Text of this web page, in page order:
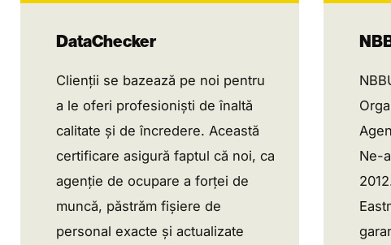
DataChecker
Clienții se bazează pe noi pentru
a le oferi profesioniști de înaltă
calitate și de încredere. Această
certificare asigură faptul că noi, ca
agenție de ocupare a forței de
muncă, păstrăm fișiere de
personal exacte și actualizate
Ne-